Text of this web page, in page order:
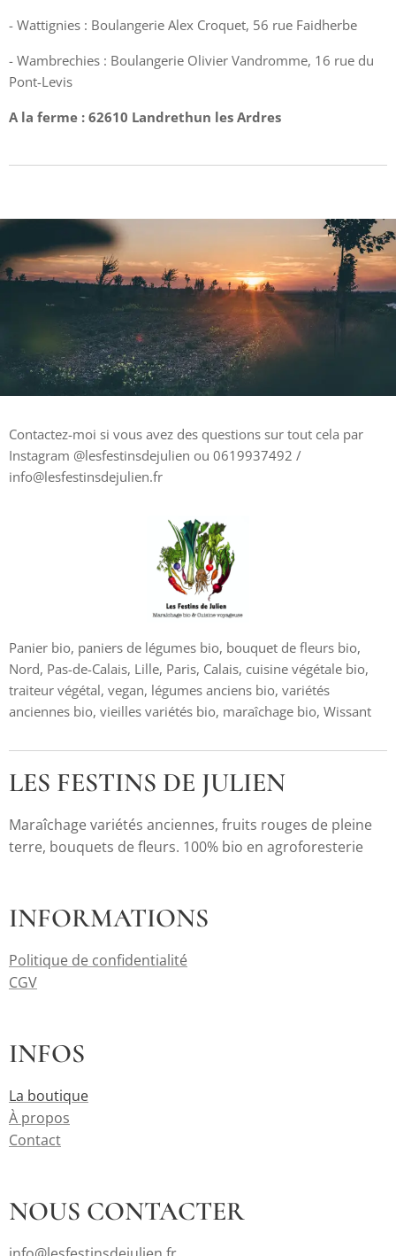
- Wattignies : Boulangerie Alex Croquet, 56 rue Faidherbe
- Wambrechies : Boulangerie Olivier Vandromme, 16 rue du
Pont-Levis
A la ferme : 62610 Landrethun les Ardres
Contactez-moi si vous avez des questions sur tout cela par
Instagram @lesfestinsdejulien ou 0619937492 /
info@lesfestinsdejulien.fr
Panier bio, paniers de légumes bio, bouquet de fleurs bio,
Nord, Pas-de-Calais, Lille, Paris, Calais, cuisine végétale bio,
traiteur végétal, vegan, légumes anciens bio, variétés
anciennes bio, vieilles variétés bio, maraîchage bio, Wissant
LES FESTINS DE JULIEN
Maraîchage variétés anciennes, fruits rouges de pleine
terre, bouquets de fleurs. 100% bio en agroforesterie
INFORMATIONS
Politique de confidentialité
CGV
INFOS
La boutique
À propos
Contact
NOUS CONTACTER